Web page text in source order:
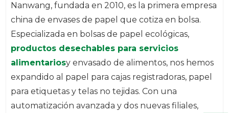
Nanwang, fundada en 2010, es la primera empresa
china de envases de papel que cotiza en bolsa.
Especializada en bolsas de papel ecológicas,
productos desechables para servicios
alimentariosy envasado de alimentos, nos hemos
expandido al papel para cajas registradoras, papel
para etiquetas y telas no tejidas. Con una
automatización avanzada y dos nuevas filiales,